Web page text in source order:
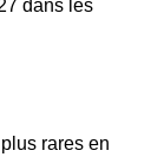
dans les
rares en